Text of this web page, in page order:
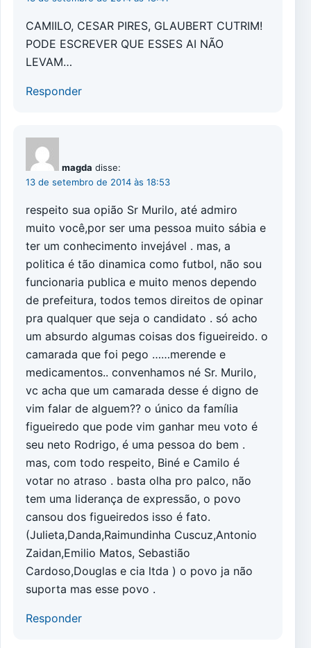
CAMIILO, CESAR PIRES, GLAUBERT CUTRIM!
PODE ESCREVER QUE ESSES AI NÃO
LEVAM…
Responder
magda disse:
13 de setembro de 2014 às 18:53
respeito sua opião Sr Murilo, até admiro
muito você,por ser uma pessoa muito sábia e
ter um conhecimento invejável . mas, a
politica é tão dinamica como futbol, não sou
funcionaria publica e muito menos dependo
de prefeitura, todos temos direitos de opinar
pra qualquer que seja o candidato . só acho
um absurdo algumas coisas dos figueireido. o
camarada que foi pego ……merende e
medicamentos.. convenhamos né Sr. Murilo,
vc acha que um camarada desse é digno de
vim falar de alguem?? o único da família
figueiredo que pode vim ganhar meu voto é
seu neto Rodrigo, é uma pessoa do bem .
mas, com todo respeito, Biné e Camilo é
votar no atraso . basta olha pro palco, não
tem uma liderança de expressão, o povo
cansou dos figueiredos isso é fato.
(Julieta,Danda,Raimundinha Cuscuz,Antonio
Zaidan,Emilio Matos, Sebastião
Cardoso,Douglas e cia ltda ) o povo ja não
suporta mas esse povo .
Responder